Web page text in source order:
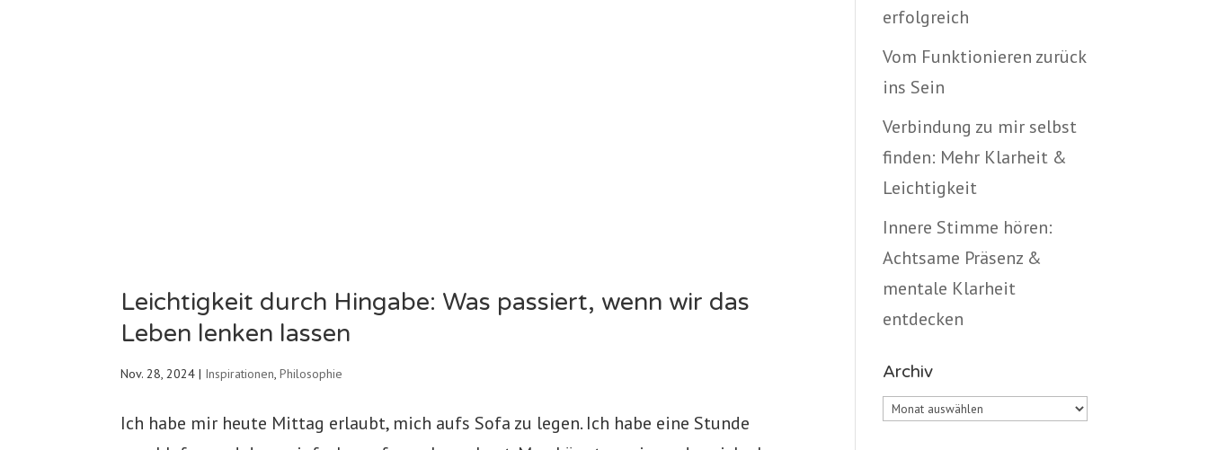
Leichtigkeit durch Hingabe: Was passiert, wenn wir das
Leben lenken lassen
Nov. 28, 2024 | Inspirationen ,Philosophie
Ich habe mir heute Mittag erlaubt, mich aufs Sofa zu legen. Ich habe eine Stunde
erfolgreich
Vom Funktionieren zurück
ins Sein
Verbindung zu mir selbst
finden: Mehr Klarheit &
Leichtigkeit
Innere Stimme hören:
Achtsame Präsenz &
mentale Klarheit
entdecken
Archiv
Archiv